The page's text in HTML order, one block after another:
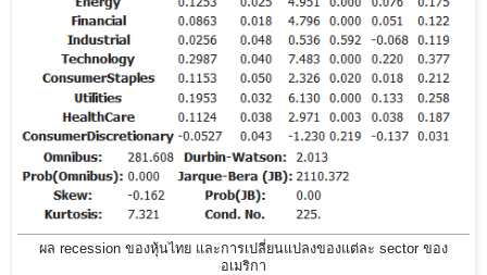
ผล recession ของหุ้นไทย และการเปลี่ยนแปลงของแต่ละ sector ของ
อเมริกา